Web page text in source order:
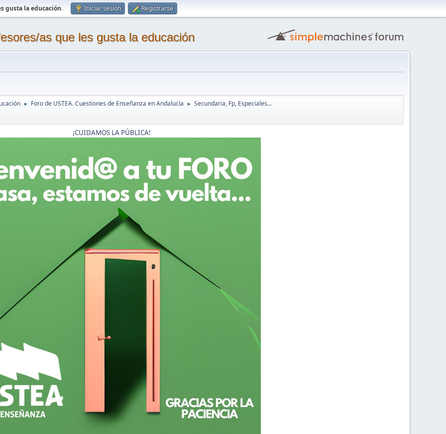
gusta la educación. Iniciar sesión Registrarse
as que les gusta la educación
► Foro de USTEA. Cuestiones de Enseñanza en Andalucía ► Secundaria, Fp, Especiales...
¡CUIDAMOS LA PÚBLICA!